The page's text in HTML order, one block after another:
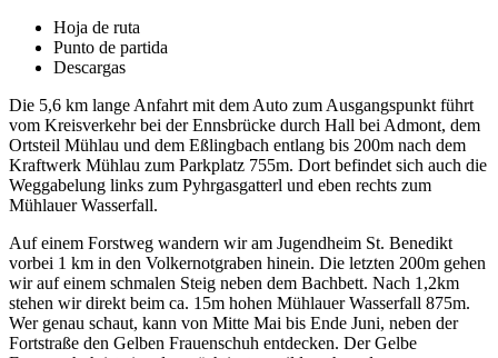
Hoja de ruta
Punto de partida
Descargas
Die 5,6 km lange Anfahrt mit dem Auto zum Ausgangspunkt führt
vom Kreisverkehr bei der Ennsbrücke durch Hall bei Admont, dem
Ortsteil Mühlau und dem Eßlingbach entlang bis 200m nach dem
Kraftwerk Mühlau zum Parkplatz 755m. Dort befindet sich auch die
Weggabelung links zum Pyhrgasgatterl und eben rechts zum
Mühlauer Wasserfall.
Auf einem Forstweg wandern wir am Jugendheim St. Benedikt
vorbei 1 km in den Volkernotgraben hinein. Die letzten 200m gehen
wir auf einem schmalen Steig neben dem Bachbett. Nach 1,2km
stehen wir direkt beim ca. 15m hohen Mühlauer Wasserfall 875m.
Wer genau schaut, kann von Mitte Mai bis Ende Juni, neben der
Fortstraße den Gelben Frauenschuh entdecken. Der Gelbe